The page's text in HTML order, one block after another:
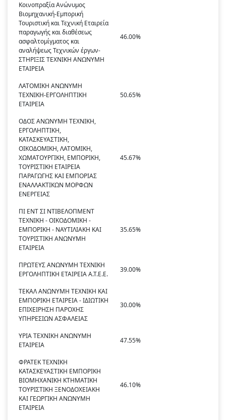
Κοινοπραξία Ανώνυμος
Βιομηχανική-Εμπορική
Τουριστική και Τεχνική Εταιρεία
παραγωγής και διαθέσεως
ασφαλτομίγματος και
αναλήψεως Τεχνικών έργων-
ΣΤΗΡΙΞΙΣ ΤΕΧΝΙΚΗ ΑΝΩΝΥΜΗ
ΕΤΑΙΡΕΙΑ
46.00%
ΛΑΤΟΜΙΚΗ ΑΝΩΝΥΜΗ
ΤΕΧΝΙΚΗ-ΕΡΓΟΛΗΠΤΙΚΗ
ΕΤΑΙΡΕΙΑ
50.65%
ΟΔΟΣ ΑΝΩΝΥΜΗ ΤΕΧΝΙΚΗ,
ΕΡΓΟΛΗΠΤΙΚΗ,
ΚΑΤΑΣΚΕΥΑΣΤΙΚΗ,
ΟΙΚΟΔΟΜΙΚΗ, ΛΑΤΟΜΙΚΗ,
ΧΩΜΑΤΟΥΡΓΙΚΗ, ΕΜΠΟΡΙΚΗ,
ΤΟΥΡΙΣΤΙΚΗ ΕΤΑΙΡΕΙΑ
ΠΑΡΑΓΩΓΗΣ ΚΑΙ ΕΜΠΟΡΙΑΣ
ΕΝΑΛΛΑΚΤΙΚΩΝ ΜΟΡΦΩΝ
ΕΝΕΡΓΕΙΑΣ
45.67%
ΠΙ ΕΝΤ ΣΙ ΝΤΙΒΕΛΟΠΜΕΝΤ
ΤΕΧΝΙΚΗ - ΟΙΚΟΔΟΜΙΚΗ -
ΕΜΠΟΡΙΚΗ - ΝΑΥΤΙΛΙΑΚΗ ΚΑΙ
ΤΟΥΡΙΣΤΙΚΗ ΑΝΩΝΥΜΗ
ΕΤΑΙΡΕΙΑ
35.65%
ΠΡΩΤΕΥΣ ΑΝΩΝΥΜΗ ΤΕΧΝΙΚΗ
ΕΡΓΟΛΗΠΤΙΚΗ ΕΤΑΙΡΕΙΑ Α.Τ.Ε.Ε.
39.00%
ΤΕΚΑΛ ΑΝΩΝΥΜΗ ΤΕΧΝΙΚΗ ΚΑΙ
ΕΜΠΟΡΙΚΗ ΕΤΑΙΡΕΙΑ - ΙΔΙΩΤΙΚΗ
ΕΠΙΧΕΙΡΗΣΗ ΠΑΡΟΧΗΣ
ΥΠΗΡΕΣΙΩΝ ΑΣΦΑΛΕΙΑΣ
30.00%
ΥΡΙΑ ΤΕΧΝΙΚΗ ΑΝΩΝΥΜΗ
ΕΤΑΙΡΕΙΑ
47.55%
ΦΡΑΤΕΚ ΤΕΧΝΙΚΗ
ΚΑΤΑΣΚΕΥΑΣΤΙΚΗ ΕΜΠΟΡΙΚΗ
ΒΙΟΜΗΧΑΝΙΚΗ ΚΤΗΜΑΤΙΚΗ
ΤΟΥΡΙΣΤΙΚΗ ΞΕΝΟΔΟΧΕΙΑΚΗ
ΚΑΙ ΓΕΩΡΓΙΚΗ ΑΝΩΝΥΜΗ
ΕΤΑΙΡΕΙΑ
46.10%